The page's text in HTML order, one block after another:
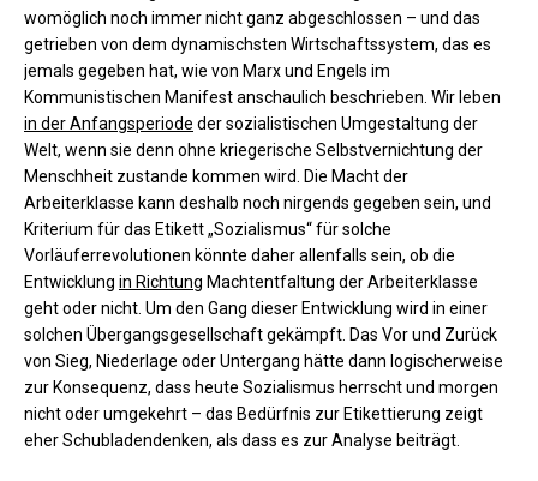
womöglich noch immer nicht ganz abgeschlossen – und das
getrieben von dem dynamischsten Wirtschaftssystem, das es
jemals gegeben hat, wie von Marx und Engels im
Kommunistischen Manifest anschaulich beschrieben. Wir leben
in der Anfangsperiode der sozialistischen Umgestaltung der
Welt, wenn sie denn ohne kriegerische Selbstvernichtung der
Menschheit zustande kommen wird. Die Macht der
Arbeiterklasse kann deshalb noch nirgends gegeben sein, und
Kriterium für das Etikett „Sozialismus“ für solche
Vorläuferrevolutionen könnte daher allenfalls sein, ob die
Entwicklung in Richtung Machtentfaltung der Arbeiterklasse
geht oder nicht. Um den Gang dieser Entwicklung wird in einer
solchen Übergangsgesellschaft gekämpft. Das Vor und Zurück
von Sieg, Niederlage oder Untergang hätte dann logischerweise
zur Konsequenz, dass heute Sozialismus herrscht und morgen
nicht oder umgekehrt – das Bedürfnis zur Etikettierung zeigt
eher Schubladendenken, als dass es zur Analyse beiträgt.